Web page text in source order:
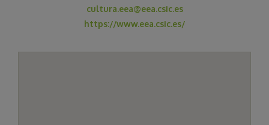
cultura.eea@eea.csic.es
https://www.eea.csic.es/